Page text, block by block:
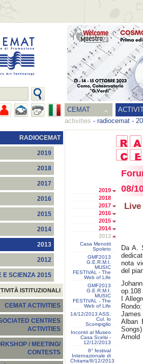
CEMAT
activities - radiocemat -
RADIOCEMAT
2019
2018
2017
2016
2015
2014
2013
2012
E SCIENZA 2015
ISTITUZIONALI
CEMAT ACTIVITIES
CENTRES
ACTIVITIES
/ MEETING/
CONTESTS
2019
2018
2017
2016
2015
2014
2013
Casa Menotti
Spoleto
GMF2013
G.E.R.M.I.
MUSIC
FESTIVAL - The
Web of Life
GMF2013
G.E.R.M.I.
MUSIC
FESTIVAL - The
Web of Life
14/12/2013 ASS.
Cul. lo
Scompiglio
Incontri al Museo
Casa Scelsi -
12/12/2013
8° festival
Internazionale di
Chitarra/8/12/2013
08/
Da A.
nota
del
op.108
I
James
Alban
Arnold